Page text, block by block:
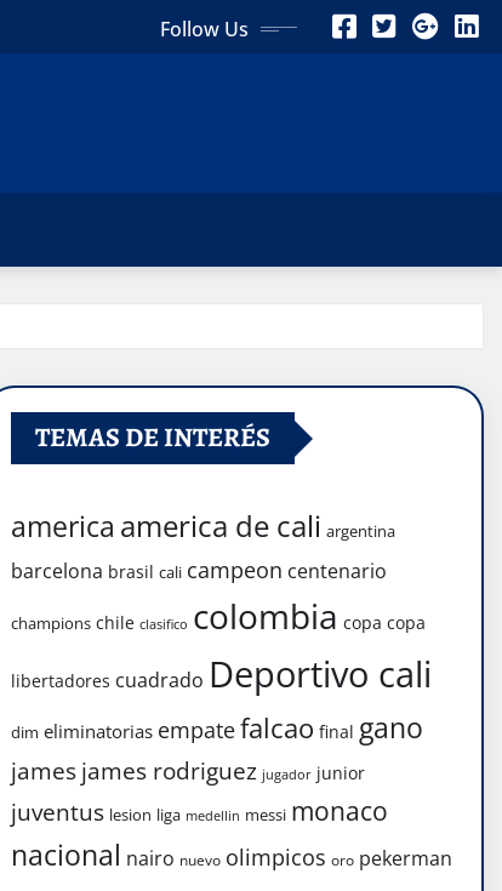
Follow Us
TEMAS DE INTERÉS
america america de cali argentina
barcelona brasil cali campeon centenario
champions chile clasifico colombia copa copa
libertadores cuadrado Deportivo cali
dim eliminatorias empatefalcao final gano
james james rodriguez jugador junior
juventus lesion liga medellin messi monaco
nacional nairo nuevo olimpicos oro pekerman